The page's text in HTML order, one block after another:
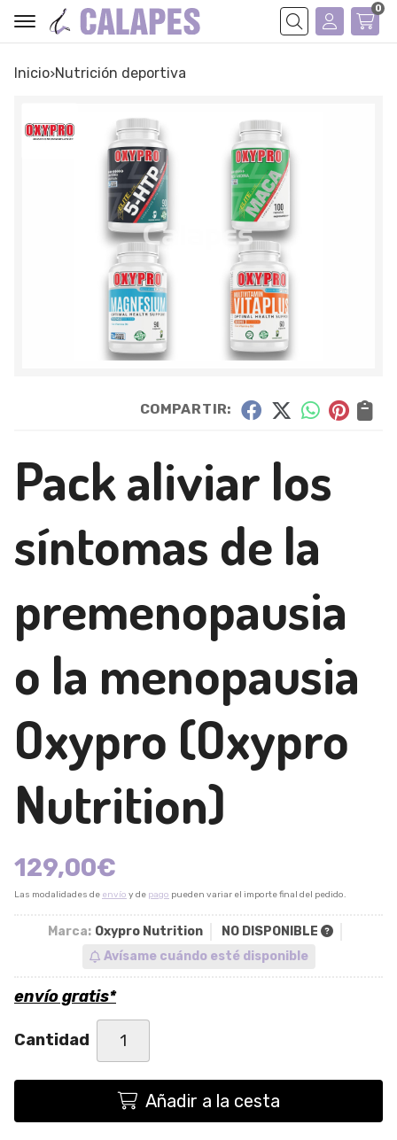
Buscar
0
Inicio nutrición deportiva
COMPARTIR:
Pack aliviar los
síntomas de la
premenopausia
o la menopausia
Oxypro (Oxypro
Nutrition)
129,00€
Las modalidades de envío y de pago pueden variar el importe final del pedido.
Marca: Oxypro Nutrition
NO DISPONIBLE
Avísame cuándo esté disponible
envío gratis*
Cantidad
Añadir a la cesta